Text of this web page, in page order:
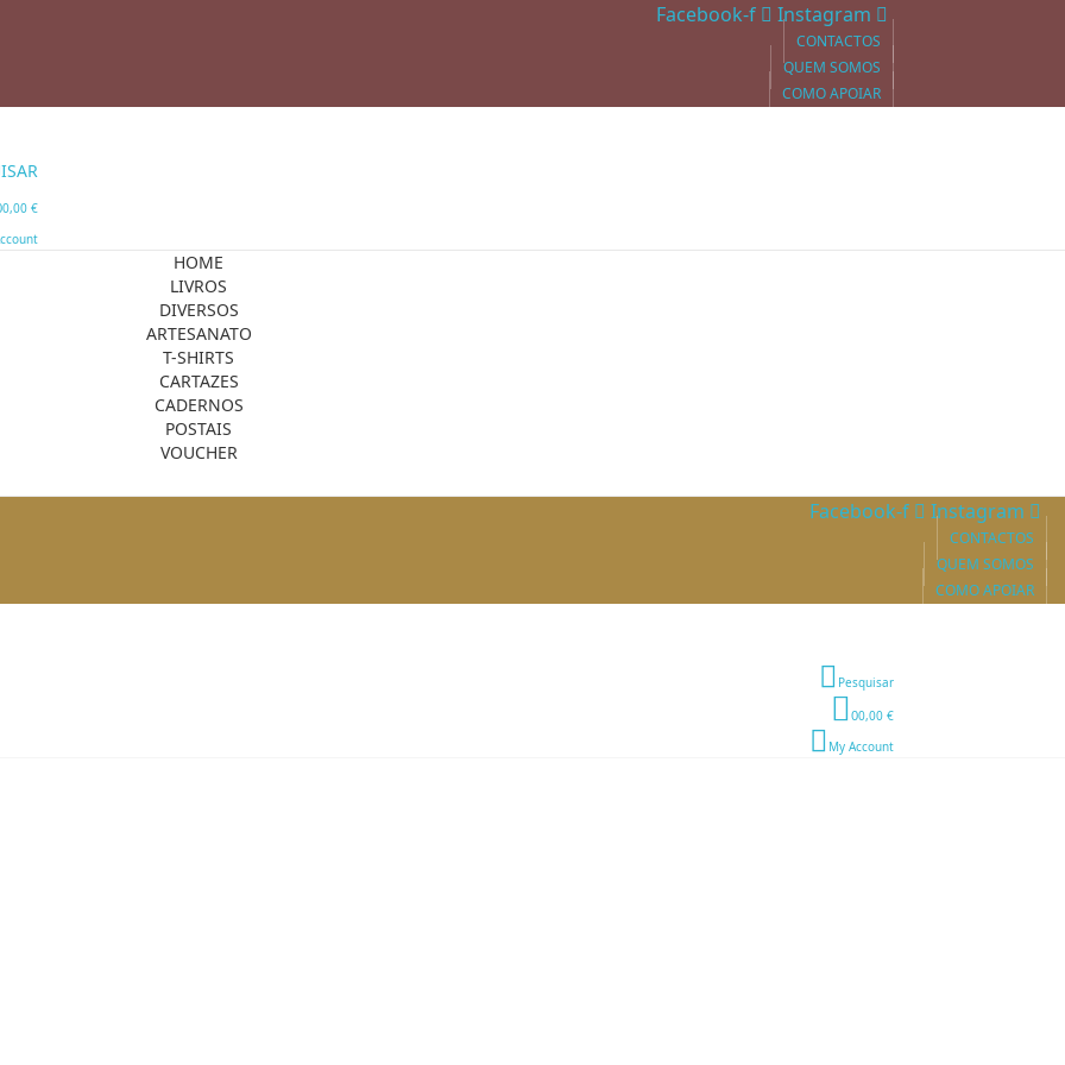
Facebook-f Instagram
CONTACTOS
QUEM SOMOS
COMO APOIAR
0,00 €
HOME
LIVROS
DIVERSOS
ARTESANATO
T-SHIRTS
CARTAZES
CADERNOS
POSTAIS
VOUCHER
Facebook-f Instagram
CONTACTOS
QUEM SOMOS
COMO APOIAR
Pesquisar
00,00 €
My Account